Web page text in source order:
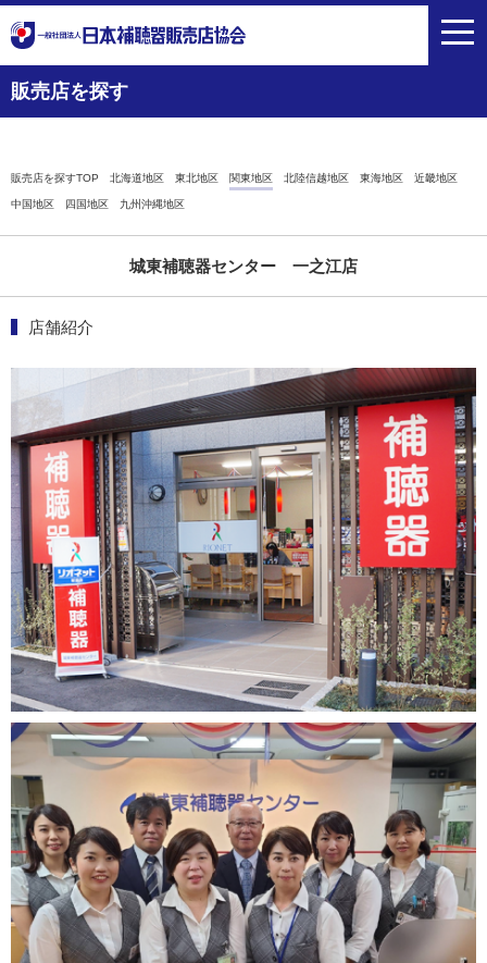
toggle
販売店を探す
販売店を探すTOP 北海道地区 東北地区 関東地区 北陸信越地区 東海地区 近畿地区
中国地区 四国地区 九州沖縄地区
城東補聴器センター 一之江店
店舗紹介